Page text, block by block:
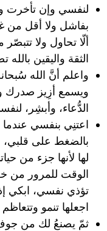
لنفسي ‏وإن تأخرت
بفاشل ولا أقل من
ألّا تحاول ولا
الثقة واليقين
‏واعلم أنَّ الله
ويسمع أزِيز صدرك
الدُّعاء، وأبشِر،
‏اعتنِي بنفسي عندما
بالضغط على قلبي،
لها لأنها جزء من
الوقت للمرور من
تؤذي نفسي، ابكي
اجعلها تنمو
‏ثمّ يصنعُ لك من جوفِ